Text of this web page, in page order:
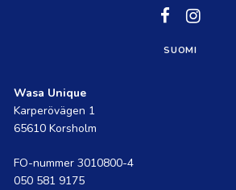
Social
link
Social
SUOMI
Wasa Unique
Karperövägen 1
65610 Korsholm
FO-nummer 3010800-4
050 581 9175